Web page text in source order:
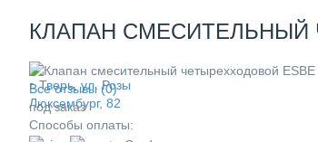
г. Тверь, ул. Розы
Люксембург, 82
КЛАПАН СМЕСИТЕЛЬНЫЙ
Все отзывы (0)
под заказ
Способы оплаты: